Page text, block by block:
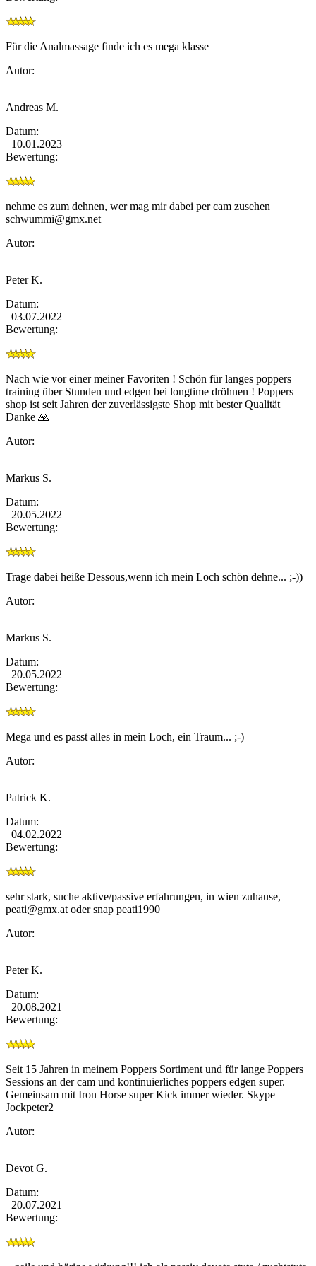
Für die Analmassage finde ich es mega klasse
Autor:
Andreas M.
Datum:
10.01.2023
Bewertung:
nehme es zum dehnen, wer mag mir dabei per cam zusehen
schwummi@gmx.net
Autor:
Peter K.
Datum:
03.07.2022
Bewertung:
Nach wie vor einer meiner Favoriten ! Schön für langes poppers
training über Stunden und edgen bei longtime dröhnen ! Poppers
shop ist seit Jahren der zuverlässigste Shop mit bester Qualität
Danke 🙏
Autor:
Markus S.
Datum:
20.05.2022
Bewertung:
Trage dabei heiße Dessous,wenn ich mein Loch schön dehne... ;-))
Autor:
Markus S.
Datum:
20.05.2022
Bewertung:
Mega und es passt alles in mein Loch, ein Traum... ;-)
Autor:
Patrick K.
Datum:
04.02.2022
Bewertung:
sehr stark, suche aktive/passive erfahrungen, in wien zuhause,
peati@gmx.at oder snap peati1990
Autor:
Peter K.
Datum:
20.08.2021
Bewertung:
Seit 15 Jahren in meinem Poppers Sortiment und für lange Poppers
Sessions an der cam und kontinuierliches poppers edgen super.
Gemeinsam mit Iron Horse super Kick immer wieder. Skype
Jockpeter2
Autor:
Devot G.
Datum:
20.07.2021
Bewertung: